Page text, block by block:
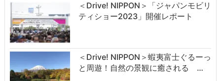
＜Drive! NIPPON＞「ジャパンモビリ
ティショー2023」開催レポート
＜Drive! NIPPON＞蝦夷富士ぐるーっ
と周遊！自然の景観に癒される …